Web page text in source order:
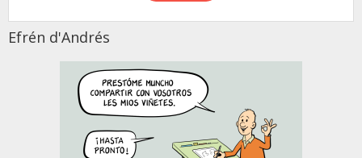
Efrén d'Andrés